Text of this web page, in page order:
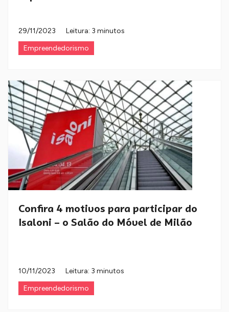
29/11/2023
Leitura: 3 minutos
Empreendedorismo
Confira 4 motivos para participar do
Isaloni – o Salão do Móvel de Milão
10/11/2023
Leitura: 3 minutos
Empreendedorismo